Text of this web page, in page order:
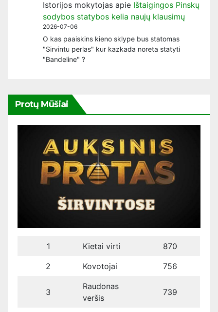
Istorijos mokytojas apie Ištaigingos Pinskų
sodybos statybos kelia naujų klausimų
2026-07-06
O kas paaiskins kieno sklype bus statomas
"Sirvintu perlas" kur kazkada noreta statyti
"Bandeline" ?
Protų Mūšiai
1 Kietai virti 870
2 Kovotojai 756
3
Raudonas
veršis
739